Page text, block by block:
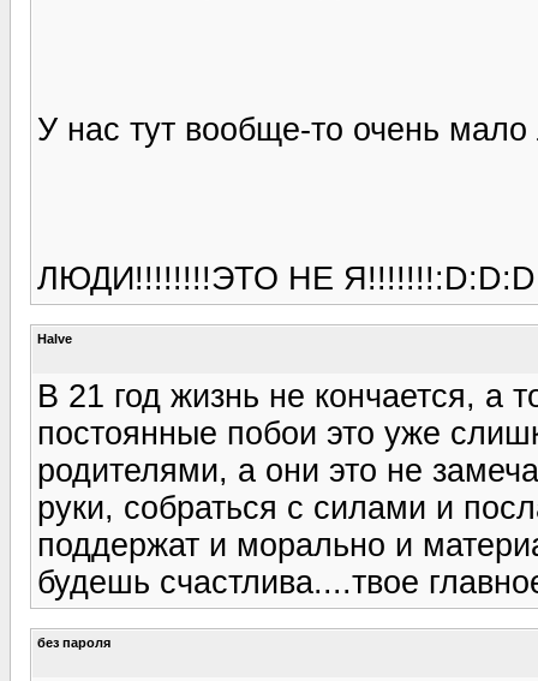
У нас тут вообще-то очень
ЛЮДИ!!!!!!!!ЭТО НЕ Я!!!!!!!:D:D:D
Halve
В 21 год жизнь не кончается, а
постоянные побои это уже
родителями, а они это не
руки, собраться с силами и
поддержат и морально и
будешь счастлива....твое
без пароля